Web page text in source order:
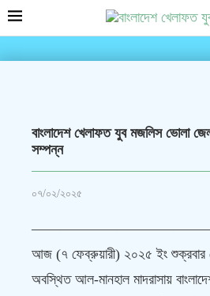
বাংলাদেশ খেলাফত যুব মজলিস ভোলা
সম্পন্ন
০৭/০২/২০২৫
আজ (৭ ফেব্রুয়ারী) ২০২৫ ইং শুক্রবার
অবস্থিত আল-মানহাল মাদরাসায়